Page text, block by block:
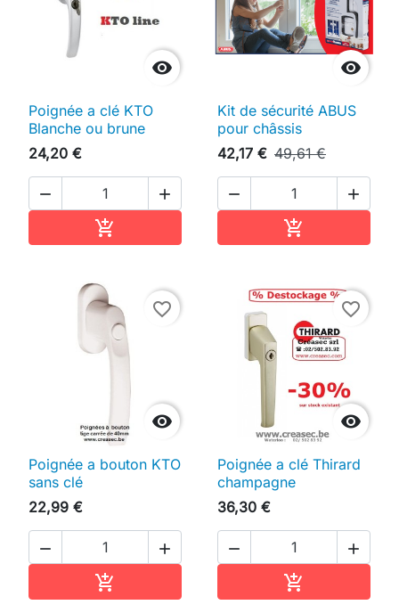

Poignée a clé KTO
Blanche ou brune
24,20 €
 


Kit de sécurité ABUS
pour châssis
42,17 € 49,61 €
 


favorite_border
Poignée a bouton KTO
sans clé
22,99 €
 


favorite_border
Poignée a clé Thirard
champagne
36,30 €
 
